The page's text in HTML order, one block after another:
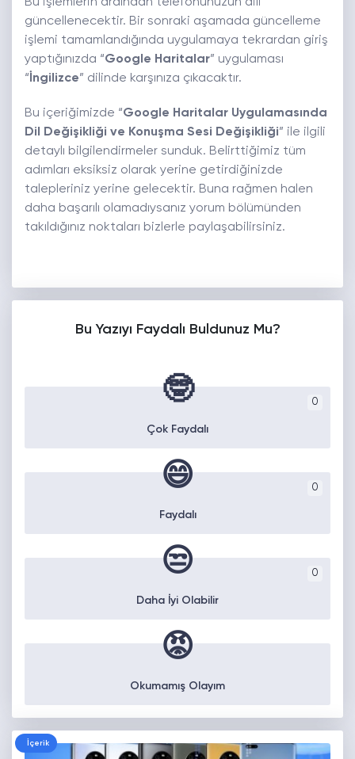
güncellenecektir. Bir sonraki aşamada güncelleme
işlemi tamamlandığında uygulamaya tekrardan giriş
yaptığınızda “Google Haritalar” uygulaması
“ İngilizce” dilinde karşınıza çıkacaktır.
Bu içeriğimizde “Google Haritalar Uygulamasında
Dil Değişikliği ve Konuşma Sesi Değişikliği” ile ilgili
detaylı bilgilendirmeler sunduk. Belirttiğimiz tüm
adımları eksiksiz olarak yerine getirdiğinizde
talepleriniz yerine gelecektir. Buna rağmen halen
daha başarılı olamadıysanız yorum bölümünden
takıldığınız noktaları bizlerle paylaşabilirsiniz.
Bu Yazıyı Faydalı Buldunuz Mu?
0
🤓
Çok Faydalı
0
😄
Faydalı
0
😒
Daha İyi Olabilir
😡
Okumamış Olayım
İçerik